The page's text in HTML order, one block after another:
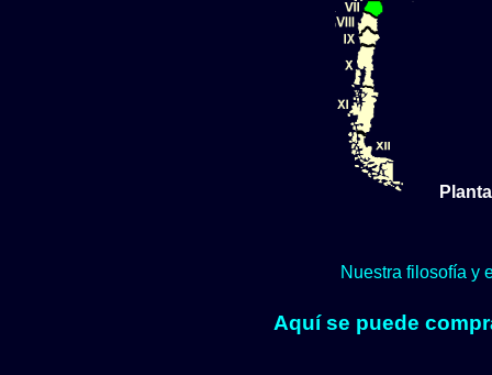
Nuestra filosofía y
Aquí se puede